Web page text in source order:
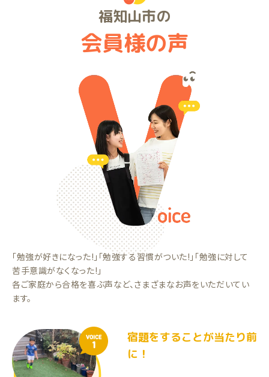
福知山市の
会員様の声
「勉強が好きになった!」「勉強する習慣がついた!」「勉強に対して
苦手意識がなくなった!」
各ご家庭から合格を喜ぶ声など、さまざまなお声をいただいてい
ます。
VOICE
1
宿題をすることが当たり前
に！